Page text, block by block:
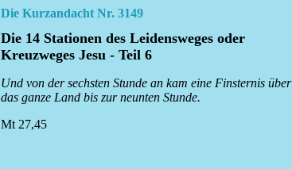
Die Kurzandacht Nr. 3149
Die 14 Stationen des Leidensweges oder
Kreuzweges Jesu - Teil 6
Und von der sechsten Stunde an kam eine Finsternis über
das ganze Land bis zur neunten Stunde.
Mt 27,45